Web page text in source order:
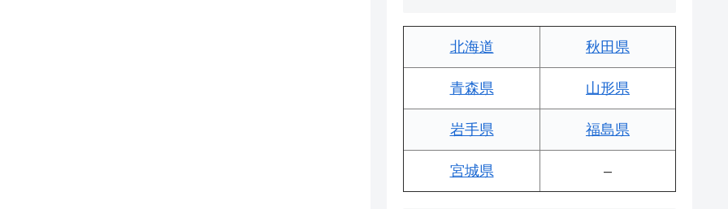
北海道 秋田県
青森県 山形県
岩手県 福島県
宮城県 –